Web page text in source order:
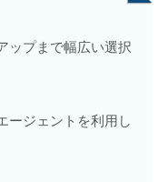
ップまで幅広い選択
ージェントを利用し